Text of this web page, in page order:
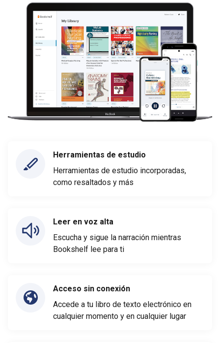
Herramientas de estudio
Herramientas de estudio incorporadas,
como resaltados y más
Leer en voz alta
Escucha y sigue la narración mientras
Bookshelf lee para ti
Acceso sin conexión
Accede a tu libro de texto electrónico en
cualquier momento y en cualquier lugar